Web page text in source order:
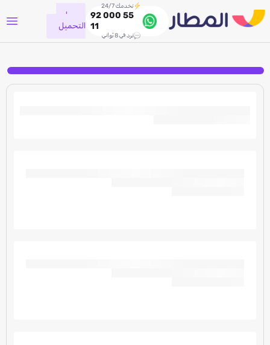
نخدمك 24/7
92 000 55
11
نرد في 8 ثواني
جاري
التحميل